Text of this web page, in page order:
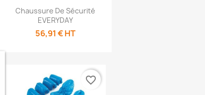
Chaussure De Sécurité
EVERYDAY
56,91 € HT
favorite_border